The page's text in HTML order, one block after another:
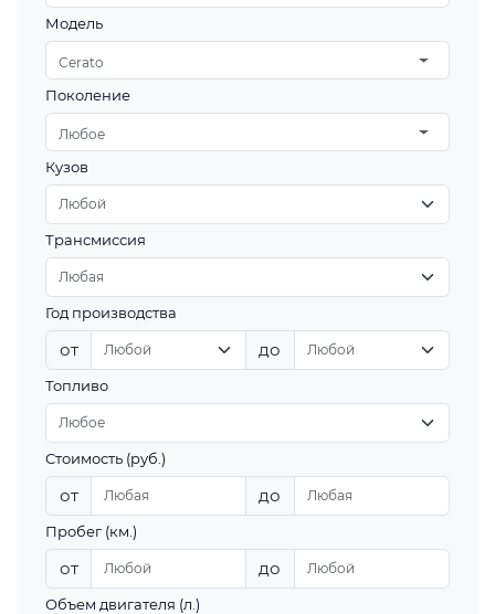
Модель
Cerato
Поколение
Любое
Кузов
Трансмиссия
Год производства
от до
Топливо
Стоимость (руб.)
от до
Пробег (км.)
от до
Объем двигателя (л.)